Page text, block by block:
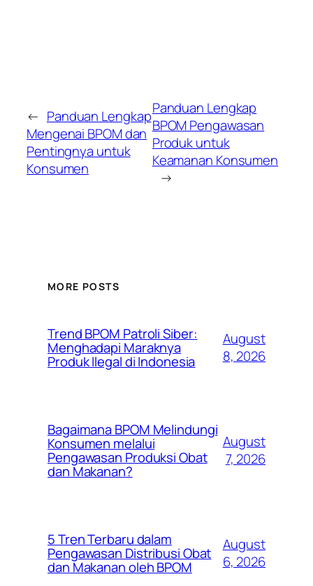
← Panduan Lengkap
Mengenai BPOM dan
Pentingnya untuk
Konsumen
Panduan Lengkap
BPOM Pengawasan
Produk untuk
Keamanan Konsumen
→
MORE POSTS
Trend BPOM Patroli Siber:
Menghadapi Maraknya
Produk Ilegal di Indonesia
August
8, 2026
Bagaimana BPOM Melindungi
Konsumen melalui
Pengawasan Produksi Obat
dan Makanan?
August
7, 2026
5 Tren Terbaru dalam
Pengawasan Distribusi Obat
dan Makanan oleh BPOM
August
6, 2026